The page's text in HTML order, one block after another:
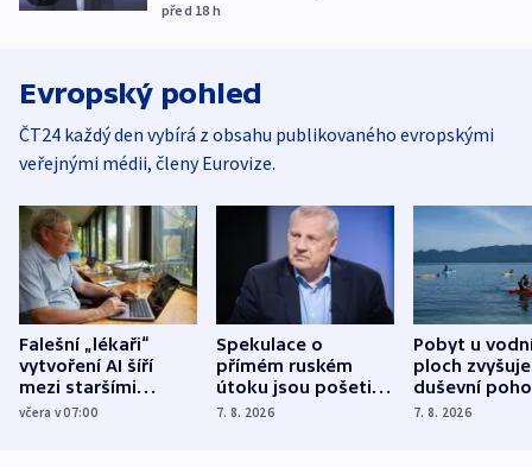
před 18 h
Evropský pohled
ČT24 každý den vybírá z obsahu publikovaného evropskými
veřejnými médii, členy Eurovize.
Falešní „lékaři“
vytvoření AI šíří
mezi staršími
Poláky nebezpečné
včera v 07:00
Spekulace o
přímém ruském
útoku jsou pošetilé,
míní estonský
7. 8. 2026
Pobyt u
ploch zvyšuje
duševní
ukázala
7. 8. 2026